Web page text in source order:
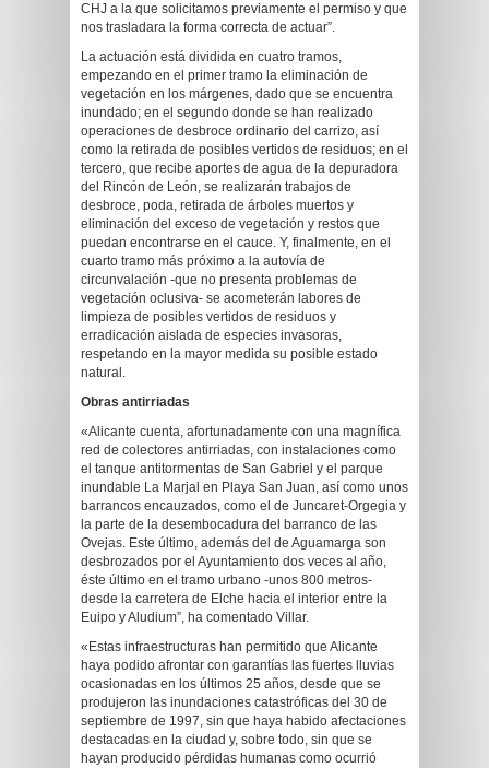
CHJ a la que solicitamos previamente el permiso y que
nos trasladara la forma correcta de actuar”.
La actuación está dividida en cuatro tramos,
empezando en el primer tramo la eliminación de
vegetación en los márgenes, dado que se encuentra
inundado; en el segundo donde se han realizado
operaciones de desbroce ordinario del carrizo, así
como la retirada de posibles vertidos de residuos; en el
tercero, que recibe aportes de agua de la depuradora
del Rincón de León, se realizarán trabajos de
desbroce, poda, retirada de árboles muertos y
eliminación del exceso de vegetación y restos que
puedan encontrarse en el cauce. Y, finalmente, en el
cuarto tramo más próximo a la autovía de
circunvalación -que no presenta problemas de
vegetación oclusiva- se acometerán labores de
limpieza de posibles vertidos de residuos y
erradicación aislada de especies invasoras,
respetando en la mayor medida su posible estado
natural.
Obras antirriadas
«Alicante cuenta, afortunadamente con una magnífica
red de colectores antirriadas, con instalaciones como
el tanque antitormentas de San Gabriel y el parque
inundable La Marjal en Playa San Juan, así como unos
barrancos encauzados, como el de Juncaret-Orgegia y
la parte de la desembocadura del barranco de las
Ovejas. Este último, además del de Aguamarga son
desbrozados por el Ayuntamiento dos veces al año,
éste último en el tramo urbano -unos 800 metros-
desde la carretera de Elche hacia el interior entre la
Euipo y Aludium”, ha comentado Villar.
«Estas infraestructuras han permitido que Alicante
haya podido afrontar con garantías las fuertes lluvias
ocasionadas en los últimos 25 años, desde que se
produjeron las inundaciones catastróficas del 30 de
septiembre de 1997, sin que haya habido afectaciones
destacadas en la ciudad y, sobre todo, sin que se
hayan producido pérdidas humanas como ocurrió